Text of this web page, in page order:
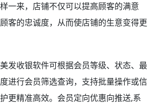
一来，店铺不仅可以提高顾客的满意
客的忠诚度，从而使店铺的生意变得更
发收银软件可根据会员等级、状态、最
进行会员筛选查询，支持批量操作或信
更精准高效。会员定向优惠向推送,系